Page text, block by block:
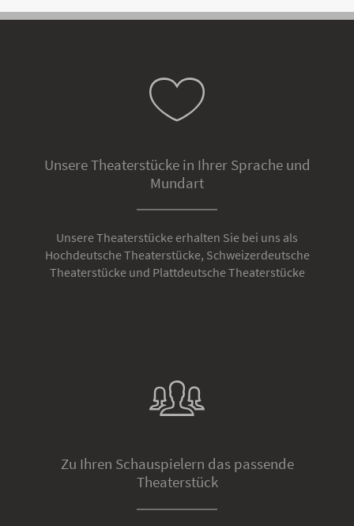
Unsere Theaterstücke in Ihrer Sprache und
Mundart
Unsere Theaterstücke erhalten Sie bei uns als
Hochdeutsche Theaterstücke, Schweizerdeutsche
Theaterstücke und Plattdeutsche Theaterstücke
Zu Ihren Schauspielern das passende
Theaterstück